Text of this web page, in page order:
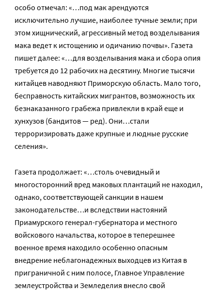
особо отмечал: «…под мак арендуются
исключительно лучшие, наиболее тучные земли; при
этом хищнический, агрессивный метод возделывания
мака ведет к истощению и одичанию почвы». Газета
пишет далее: «…для возделывания мака и сбора опия
требуется до 12 рабочих на десятину. Многие тысячи
китайцев наводняют Приморскую область. Мало того,
бесправность китайских мигрантов, возможность их
безнаказанного грабежа привлекли в край еще и
хунхузов (бандитов — ред). Они…стали
терроризировать даже крупные и людные русские
селения».
Газета продолжает: «…столь очевидный и
многосторонний вред маковых плантаций не находил,
однако, соответствующей санкции в нашем
законодательстве…и вследствии настояний
Приамурского генерал-губернатора и местного
войскового начальства, которое в теперешнее
военное время находило особенно опасным
внедрение неблагонадежных выходцев из Китая в
приграничной с ним полосе, Главное Управление
землеустройства и Земледелия внесло свой